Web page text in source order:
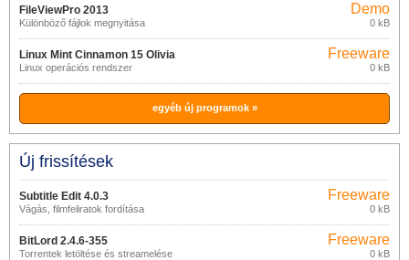
FileViewPro 2013
Különböző fájlok megnyitása
Demo
0 kB
Linux Mint Cinnamon 15 Olivia
Linux operációs rendszer
Freeware
0 kB
egyéb új programok »
Új frissítések
Subtitle Edit 4.0.3
Vágás, filmfeliratok fordítása
Freeware
0 kB
BitLord 2.4.6-355
Torrentek letöltése és streamelése
Freeware
0 kB